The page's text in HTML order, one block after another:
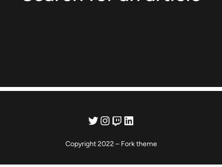
Twitter
Instagram
Twitch
LinkedIn
Copyright 2022 – Fork theme